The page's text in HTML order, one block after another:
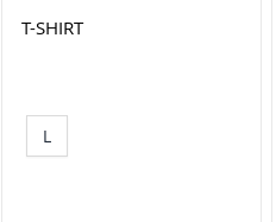
T-SHIRT
L